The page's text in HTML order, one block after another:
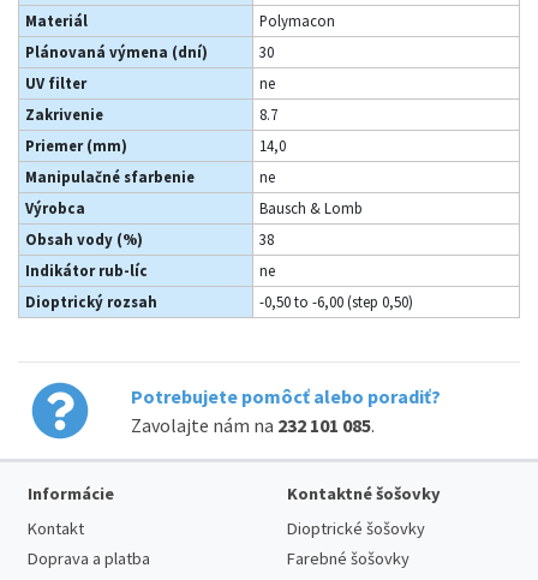
Materiál
Polymacon
Plánovaná výmena (dní)
30
UV filter
ne
Zakrivenie
8.7
Priemer (mm)
14,0
Manipulačné sfarbenie
ne
Výrobca
Bausch & Lomb
Obsah vody (%)
38
Indikátor rub-líc
ne
Dioptrický rozsah
-0,50 to -6,00 (step 0,50)
Potrebujete pomôcť alebo poradiť?
Zavolajte nám na 232 101 085.
Informácie
Kontakt
Doprava a platba
Kontaktné šošovky
Dioptrické šošovky
Farebné šošovky